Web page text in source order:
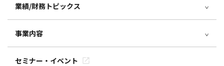
業績/財務トピックス
事業内容
セミナー・イベント